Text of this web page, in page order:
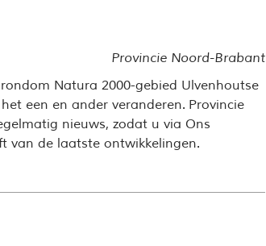
Provincie Noord-Brabant
Natura 2000-gebied Ulvenhoutse
een en ander veranderen. Provincie
nieuws, zodat u via Ons
van de laatste ontwikkelingen.